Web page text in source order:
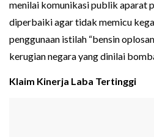
menilai komunikasi publik aparat
diperbaiki agar tidak memicu
penggunaan istilah “bensin
kerugian negara yang dinilai
Klaim Kinerja Laba Tertinggi